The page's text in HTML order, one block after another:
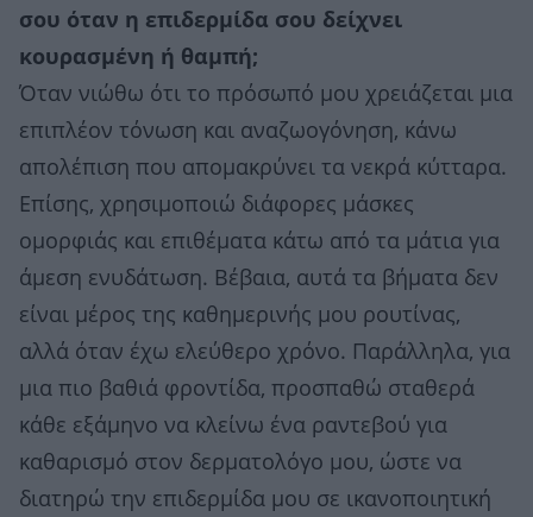
σου όταν η επιδερμίδα σου δείχνει
κουρασμένη ή θαμπή;
Όταν νιώθω ότι το πρόσωπό μου χρειάζεται μια
επιπλέον τόνωση και αναζωογόνηση, κάνω
απολέπιση που απομακρύνει τα νεκρά κύτταρα.
Επίσης, χρησιμοποιώ διάφορες μάσκες
ομορφιάς και επιθέματα κάτω από τα μάτια για
άμεση ενυδάτωση. Βέβαια, αυτά τα βήματα δεν
είναι μέρος της καθημερινής μου ρουτίνας,
αλλά όταν έχω ελεύθερο χρόνο. Παράλληλα, για
μια πιο βαθιά φροντίδα, προσπαθώ σταθερά
κάθε εξάμηνο να κλείνω ένα ραντεβού για
καθαρισμό στον δερματολόγο μου, ώστε να
διατηρώ την επιδερμίδα μου σε ικανοποιητική